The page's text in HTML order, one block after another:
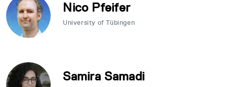
Nico Pfeifer
University of Tübingen
Samira Samadi